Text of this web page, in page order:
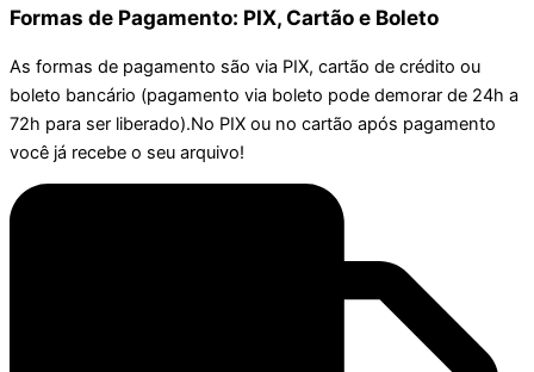
Formas de Pagamento: PIX, Cartão e Boleto
As formas de pagamento são via PIX, cartão de crédito ou
boleto bancário (pagamento via boleto pode demorar de 24h a
72h para ser liberado).No PIX ou no cartão após pagamento
você já recebe o seu arquivo!